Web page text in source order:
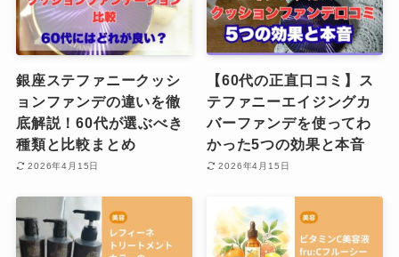
銀座ステファニークッシ
ョンファンデの違いを徹
底解説！60代が選ぶべき
種類と比較まとめ
2026年4月15日
【60代の正直口コミ】ス
テファニーエイジングカ
バーファンデを使ってわ
かった5つの効果と本音
2026年4月15日